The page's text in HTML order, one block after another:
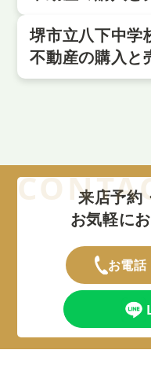
堺市立八下中学
不動産の購入と
来店予約
お気軽に
お電話